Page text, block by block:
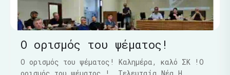
Ο ορισμός του ψέματος!
Ο ορισμός του ψέματος! Καλημέρα, καλό ΣΚ !Ο